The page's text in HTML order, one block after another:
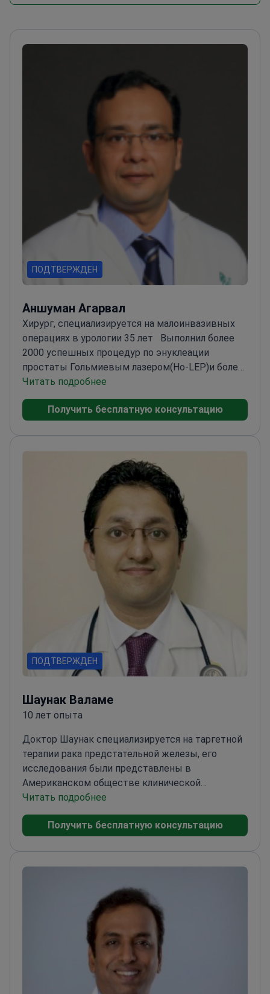
ПОДТВЕРЖДЕН
Аншуман Агарвал
Хирург, специализируется на малоинвазивных
операциях в урологии 35 лет
Выполнил более
2000 успешных процедур по энуклеации
простаты Гольмиевым лазером(Ho-LEP)и более
1000 ТУРП. Имеет опыт работы в крупнейших
клиниках Южной Кореи, Малазии и Китая..
Обучение роботической хирургии в IRCAD в
Регулярно выполняет лапароскопические
урологические операции: пиелопластику,
донорскую нефрэктомию, радикальная
Отделении урологии Кливлендской клиники,
Читать подробнее
Получить бесплатную консультацию
ПОДТВЕРЖДЕН
Шаунак Валаме
10 лет опыта
Доктор Шаунак специализируется на таргетной
терапии рака предстательной железы, его
исследования были представлены в
Американском обществе клинической
онкологии. Завершил обучение по
специальности «Медицинская онкология» (DNB)
в больнице Indraprastha ApolloПредставил
гастроэнтерологическом симпозиуме
ASCOФокусируется на молекулярных основах
рака и персонализированных методах
Старшая ординатура по внутренним
болезням с опытом преподавания в AIIMS
Читать подробнее
Получить бесплатную консультацию